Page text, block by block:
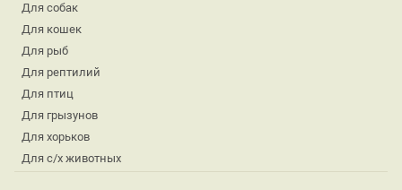
Для собак
Для кошек
Для рыб
Для рептилий
Для птиц
Для грызунов
Для хорьков
Для с/х животных